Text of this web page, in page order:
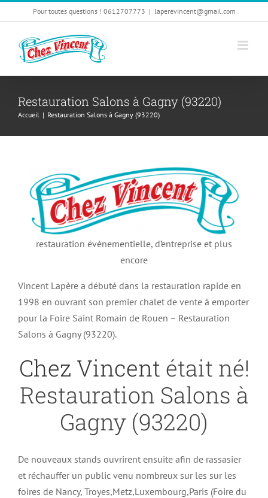
au
contenu
Pour toutes questions ! 0612707773 | laperevincent@gmail.com
Restauration Salons à Gagny (93220)
Accueil | Restauration Salons à Gagny (93220)
restauration évènementielle, d’entreprise et plus
encore
Vincent Lapère a débuté dans la restauration rapide en
1998 en ouvrant son premier chalet de vente à emporter
pour la Foire Saint Romain de Rouen – Restauration
Salons à Gagny (93220).
Chez Vincent était né!
Restauration Salons à
Gagny (93220)
De nouveaux stands ouvrirent ensuite afin de rassasier
et réchauffer un public venu nombreux sur les sur les
foires de Nancy, Troyes,Metz,Luxembourg,Paris (Foire du